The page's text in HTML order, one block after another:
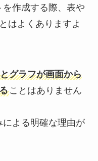
作成する際、表や
はよくありますよ
グラフが画面から
ことはありません
よる明確な理由が